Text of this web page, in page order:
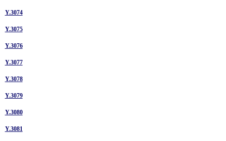
Y.3074
Y.3075
Y.3076
Y.3077
Y.3078
Y.3079
Y.3080
Y.3081